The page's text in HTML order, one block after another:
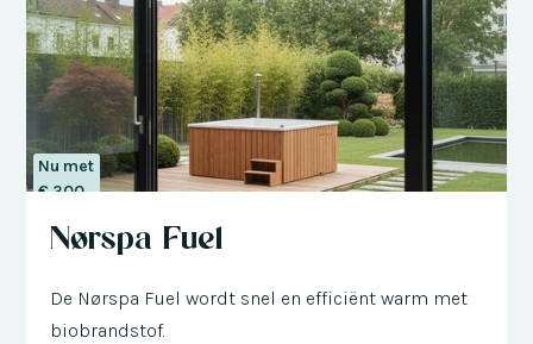
Nu met
€ 300
Nørspa Fuel
De Nørspa Fuel wordt snel en efficiënt warm met
biobrandstof.